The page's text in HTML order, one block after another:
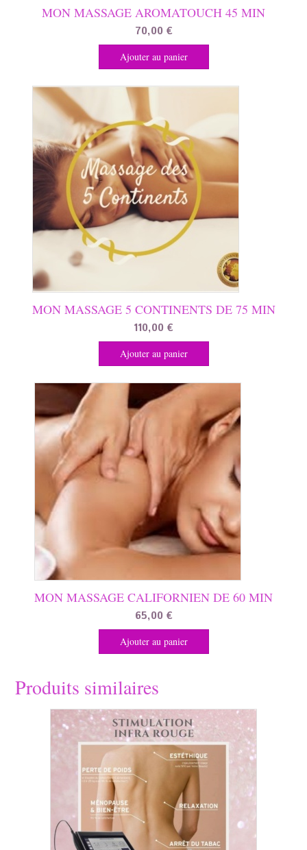
MON MASSAGE AROMATOUCH 45 MIN
70,00 €
Ajouter au panier
MON MASSAGE 5 CONTINENTS DE 75 MIN
110,00 €
Ajouter au panier
MON MASSAGE CALIFORNIEN DE 60 MIN
65,00 €
Ajouter au panier
Produits similaires